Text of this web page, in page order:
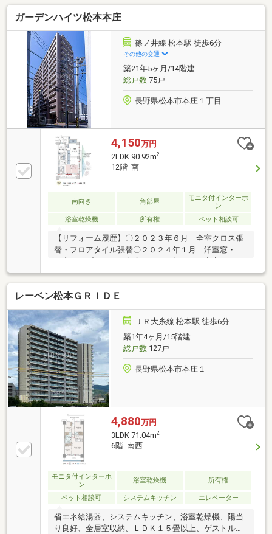
ニー12.4㎡・専用庭へ直結し、戸建て感覚の開放感。
床暖房・食洗機・浴室乾燥・オートロック・宅配ボッ
クスを備え、ペットとの暮らしや家庭菜園も叶いま
す。松本駅徒歩12分・渚駅徒歩6分の2駅利用可。ツル
ヤやなぎさライフサイトも徒歩圏で生活が完結。築浅
×庭付き×フラット動線という希少な一邸を、管理等の
負担は約1.35万円/月。まずは現地でご確認ください。
ガーデンハイツ松本本庄
篠ノ井線 松本駅 徒歩6分
その他の交通
築21年5ヶ月/14階建
総戸数75戸
長野県松本市本庄１丁目
4,150万円
2LDK 90.92m2
12階 南
南向き 角部屋
モニタ付インターホ
ン
浴室乾燥機
所有権 ペット相談可
【リフォーム履歴】〇２０２３年６月 全室クロス張
替・フロアタイル張替〇２０２４年１月 洋室窓・Ｌ
Ｄ窓インプランス工事〇２０２４年６月 寝室クロー
ゼット修繕・浴室交換〇２０２４年１０月 ＩＨクッ
キングヒーター交換〇２０２４年１１月 リビングエ
アコン交換〇２０２５年５月 電気スイッチ交換・主
寝室クローゼットフロアタイル張替エコカラット施工
〇２０２５年１０月 食器洗浄乾燥機交換〇２０２６
年１月 洗面室改修
レーベン松本ＧＲＩＤＥ
ＪＲ大糸線 松本駅 徒歩6分
築1年4ヶ月/15階建
総戸数127戸
長野県松本市本庄１
4,880万円
3LDK 71.04m2
6階 南西
モニタ付インターホ
ン
浴室乾燥機 所有権
ペット相談可 システムキッチン エレベーター
省エネ給湯器、システムキッチン、浴室乾燥機、陽当
り良好、全居室収納、ＬＤＫ１５畳以上、ゲストルー